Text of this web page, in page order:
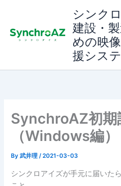
シンク
建設・
めの映
援シス
SynchroAZ初期
（Windows編）
By武井理/2021-03-03
シンクロアイズが手元に届いた